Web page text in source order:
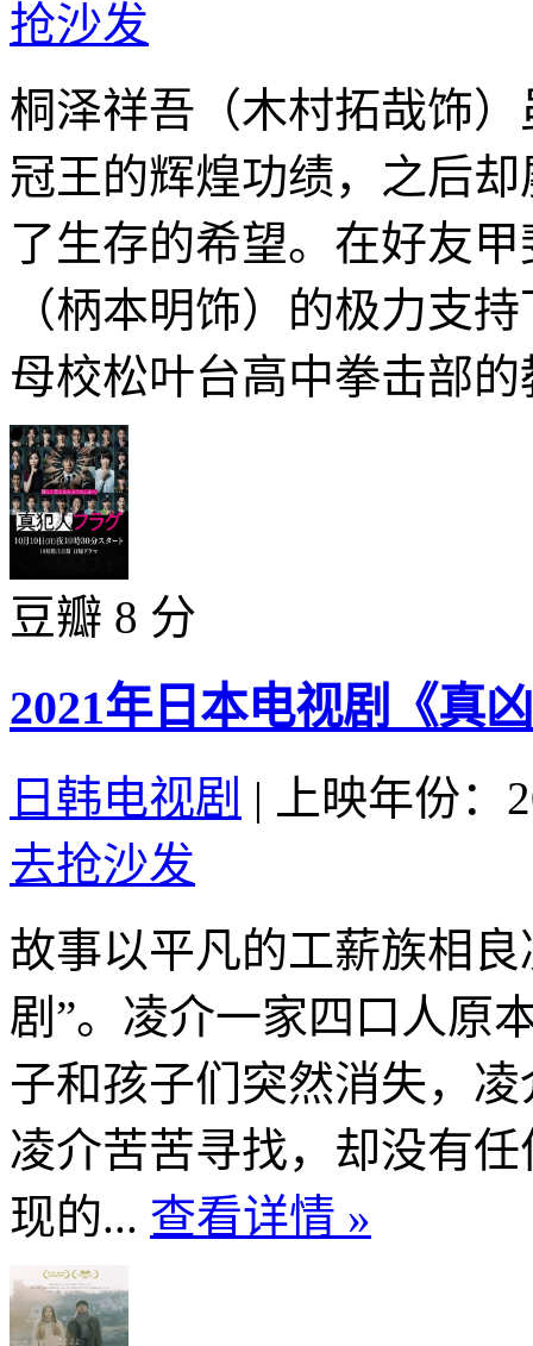
抢沙发
桐泽祥吾（木村拓哉饰
冠王的辉煌功绩，之后
了生存的希望。在好友
（柄本明饰）的极力支
母校松叶台高中拳击部
豆瓣 8 分
2021年日本电视剧《真
日韩电视剧 |
上映年份：
去抢沙发
故事以平凡的工薪族相
剧”。凌介一家四口人原
子和孩子们突然消失，
凌介苦苦寻找，却没有
现的... 查看详情 »